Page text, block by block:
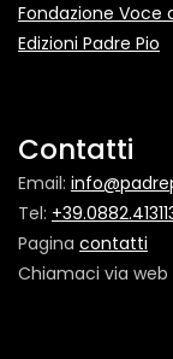
Fondazione Voce
Edizioni Padre Pio
Contatti
Email:
Tel:
Pagina contatti
Chiamaci via web